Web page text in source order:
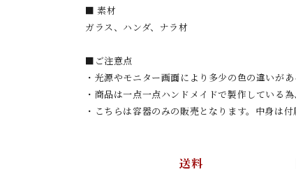
■ 素材
ガラス、ハンダ、ナラ材
■ご注意点
・光源やモニター画面により多少の色の違いがあ
・商品は一点一点ハンドメイドで製作している
・こちらは容器のみの販売となります。中身は
送料